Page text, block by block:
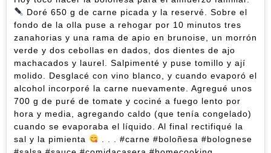
Doré 650 g de carne picada y la reservé. Sobre el
fondo de la olla puse a rehogar por 10 minutos tres
zanahorias y una rama de apio en brunoise, un morrón
verde y dos cebollas en dados, dos dientes de ajo
machacados y laurel. Salpimenté y puse tomillo y ají
molido. Desglacé con vino blanco, y cuando evaporó el
alcohol incorporé la carne nuevamente. Agregué unos
700 g de puré de tomate y cociné a fuego lento por
hora y media, agregando caldo (que tenía congelado)
cuando se evaporaba el líquido. Al final rectifiqué la
sal y la pimienta
. . . #carne #boloñesa #bolognese